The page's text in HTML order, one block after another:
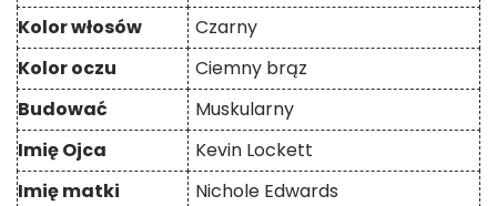
Kolor włosów
Czarny
Kolor oczu
Ciemny brąz
Budować
Muskularny
Imię Ojca
Kevin Lockett
Imię matki
Nichole Edwards